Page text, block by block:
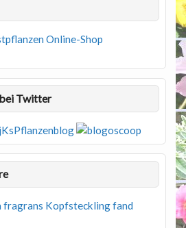
Online-Shop
Twitter
fragrans Kopfsteckling fand